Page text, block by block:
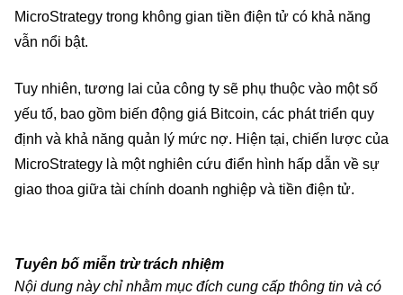
MicroStrategy trong không gian tiền điện tử có khả năng
vẫn nổi bật.
Tuy nhiên, tương lai của công ty sẽ phụ thuộc vào một số
yếu tố, bao gồm biến động giá Bitcoin, các phát triển quy
định và khả năng quản lý mức nợ. Hiện tại, chiến lược của
MicroStrategy là một nghiên cứu điển hình hấp dẫn về sự
giao thoa giữa tài chính doanh nghiệp và tiền điện tử.
Tuyên bố miễn trừ trách nhiệm
Nội dung này chỉ nhằm mục đích cung cấp thông tin và có